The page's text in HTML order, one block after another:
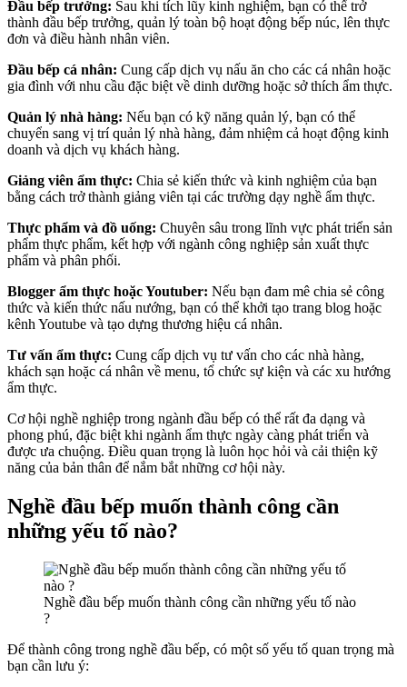
Đầu bếp trưởng: Sau khi tích lũy kinh nghiệm, bạn có thể trở
thành đầu bếp trưởng, quản lý toàn bộ hoạt động bếp núc, lên thực
đơn và điều hành nhân viên.
Đầu bếp cá nhân: Cung cấp dịch vụ nấu ăn cho các cá nhân hoặc
gia đình với nhu cầu đặc biệt về dinh dưỡng hoặc sở thích ẩm thực.
Quản lý nhà hàng: Nếu bạn có kỹ năng quản lý, bạn có thể
chuyển sang vị trí quản lý nhà hàng, đảm nhiệm cả hoạt động kinh
doanh và dịch vụ khách hàng.
Giảng viên ẩm thực: Chia sẻ kiến thức và kinh nghiệm của bạn
bằng cách trở thành giảng viên tại các trường dạy nghề ẩm thực.
Thực phẩm và đồ uống: Chuyên sâu trong lĩnh vực phát triển sản
phẩm thực phẩm, kết hợp với ngành công nghiệp sản xuất thực
phẩm và phân phối.
Blogger ẩm thực hoặc Youtuber: Nếu bạn đam mê chia sẻ công
thức và kiến thức nấu nướng, bạn có thể khởi tạo trang blog hoặc
kênh Youtube và tạo dựng thương hiệu cá nhân.
Tư vấn ẩm thực: Cung cấp dịch vụ tư vấn cho các nhà hàng,
khách sạn hoặc cá nhân về menu, tổ chức sự kiện và các xu hướng
ẩm thực.
Cơ hội nghề nghiệp trong ngành đầu bếp có thể rất đa dạng và
phong phú, đặc biệt khi ngành ẩm thực ngày càng phát triển và
được ưa chuộng. Điều quan trọng là luôn học hỏi và cải thiện kỹ
năng của bản thân để nắm bắt những cơ hội này.
Nghề đầu bếp muốn thành công cần
những yếu tố nào?
Nghề đầu bếp muốn thành công cần những yếu tố nào
?
Để thành công trong nghề đầu bếp, có một số yếu tố quan trọng mà
bạn cần lưu ý: